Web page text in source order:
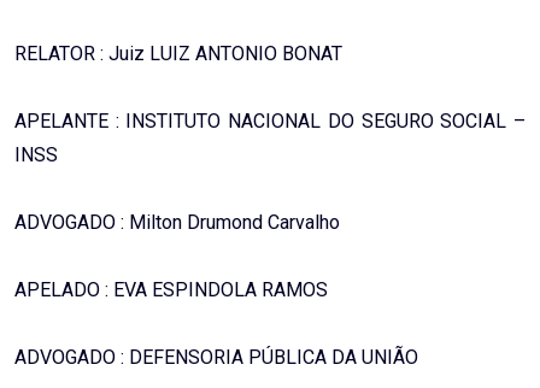
RELATOR : Juiz LUIZ ANTONIO BONAT
APELANTE : INSTITUTO NACIONAL DO SEGURO SOCIAL –
INSS
ADVOGADO : Milton Drumond Carvalho
APELADO : EVA ESPINDOLA RAMOS
ADVOGADO : DEFENSORIA PÚBLICA DA UNIÃO